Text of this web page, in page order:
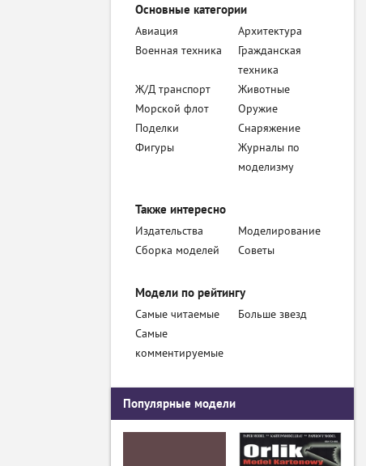
Основные категории
Авиация
Архитектура
Военная техника
Гражданская
техника
Ж/Д транспорт
Животные
Морской флот
Оружие
Поделки
Снаряжение
Фигуры
Журналы по
моделизму
Также интересно
Издательства
Моделирование
Сборка моделей
Советы
Модели по рейтингу
Самые читаемые
Больше звезд
Самые
комментируемые
Популярные модели